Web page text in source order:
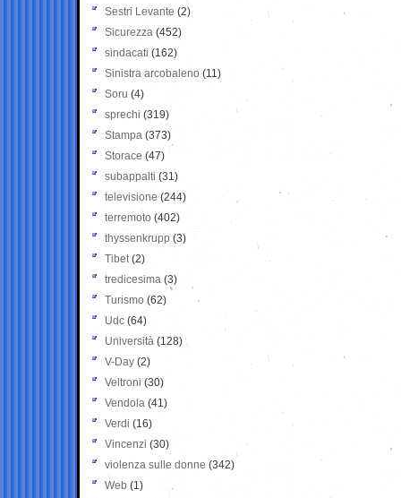
Sestri Levante (2)
Sicurezza (452)
sindacati (162)
Sinistra arcobaleno (11)
Soru (4)
sprechi (319)
Stampa (373)
Storace (47)
subappalti (31)
televisione(244)
terremoto (402)
thyssenkrupp (3)
Tibet(2)
tredicesima (3)
Turismo (62)
Udc (64)
Università (128)
V-Day (2)
Veltroni (30)
Vendola (41)
Verdi (16)
Vincenzi (30)
violenza sulle donne (342)
Web (1)